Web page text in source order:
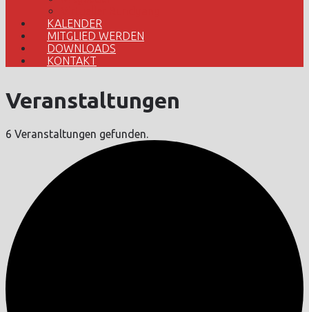
KALENDER
MITGLIED WERDEN
DOWNLOADS
KONTAKT
Veranstaltungen
6 Veranstaltungen gefunden.